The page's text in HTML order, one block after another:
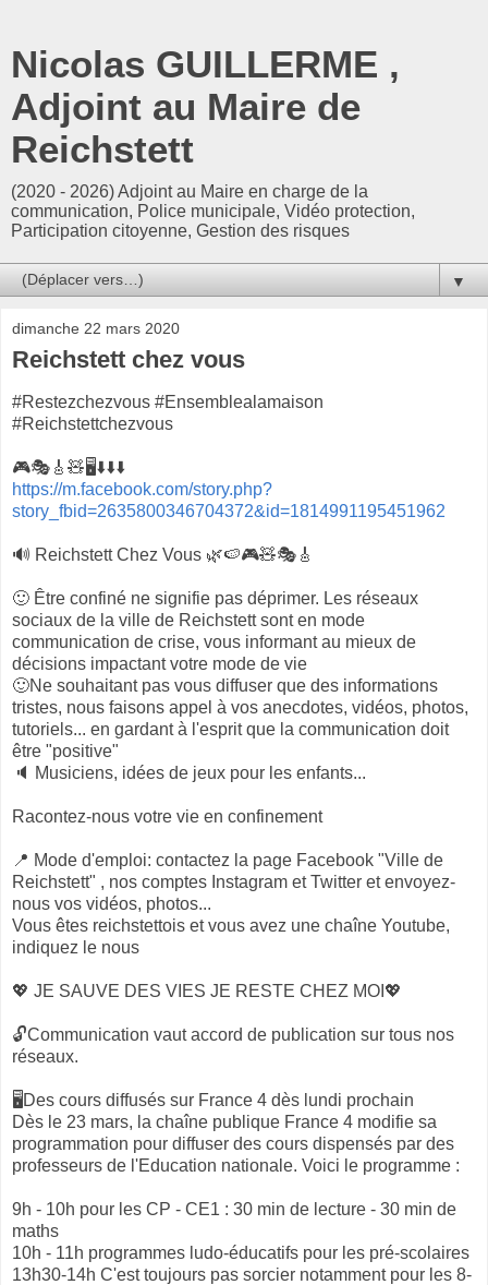
Nicolas GUILLERME ,
Adjoint au Maire de
Reichstett
(2020 - 2026) Adjoint au Maire en charge de la
communication, Police municipale, Vidéo protection,
Participation citoyenne, Gestion des risques
▼
dimanche 22 mars 2020
Reichstett chez vous
#Restezchezvous #Ensemblealamaison
#Reichstettchezvous
🎮🎭🎸🧸🖥⬇️⬇️⬇️
https://m.facebook.com/story.php?
story_fbid=2635800346704372&id=1814991195451962
🔊 Reichstett Chez Vous 🌿🍉🎮🧸🎭🎸
🙂 Être confiné ne signifie pas déprimer. Les réseaux
sociaux de la ville de Reichstett sont en mode
communication de crise, vous informant au mieux de
décisions impactant votre mode de vie
🙂Ne souhaitant pas vous diffuser que des informations
tristes, nous faisons appel à vos anecdotes, vidéos, photos,
tutoriels... en gardant à l'esprit que la communication doit
être "positive"
🔈 Musiciens, idées de jeux pour les enfants...
Racontez-nous votre vie en confinement
📍 Mode d'emploi: contactez la page Facebook "Ville de
Reichstett" , nos comptes Instagram et Twitter et envoyez-
nous vos vidéos, photos...
Vous êtes reichstettois et vous avez une chaîne Youtube,
indiquez le nous
💖 JE SAUVE DES VIES JE RESTE CHEZ MOI💖
🔓Communication vaut accord de publication sur tous nos
réseaux.
🖥Des cours diffusés sur France 4 dès lundi prochain
Dès le 23 mars, la chaîne publique France 4 modifie sa
programmation pour diffuser des cours dispensés par des
professeurs de l'Education nationale. Voici le programme :
9h - 10h pour les CP - CE1 : 30 min de lecture - 30 min de
maths
10h - 11h programmes ludo-éducatifs pour les pré-scolaires
13h30-14h C'est toujours pas sorcier notamment pour les 8-